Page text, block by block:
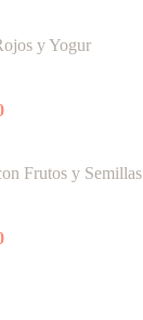
y Yogur
Frutos y Semillas